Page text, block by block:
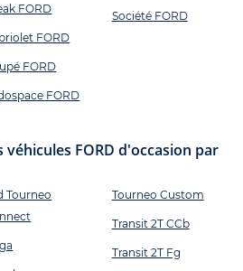
FORD
FORD
FORD
FORD
Société FORD
FORD d'occasion par
Tourneo
Tourneo Custom
Transit 2T CCb
Transit 2T Fg